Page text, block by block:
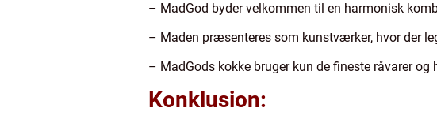
– MadGod byder velkommen til en harmonisk
– Maden præsenteres som kunstværker, hvor der
– MadGods kokke bruger kun de fineste råvarer
Konklusion: